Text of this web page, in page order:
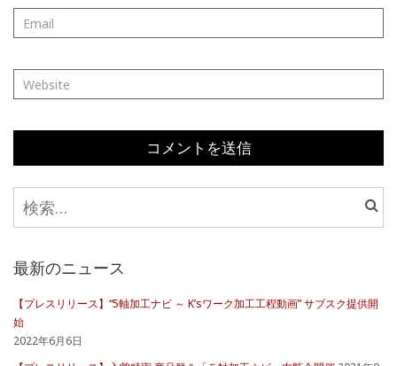
検
索:
最新のニュース
【プレスリリース】“5軸加工ナビ ～ K’sワーク加工工程動画” サブスク提供開
始
2022年6月6日